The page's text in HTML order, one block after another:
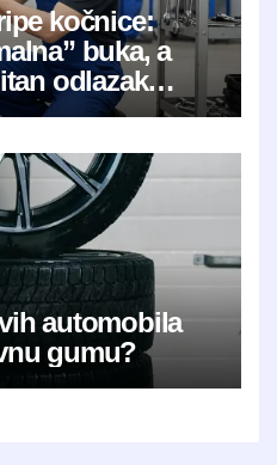
kočnice:
buka, a
odlazak
automobila
gumu?